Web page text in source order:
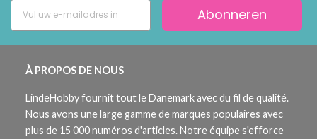
Abonneren
À PROPOS DE NOUS
LindeHobby fournit tout le Danemark avec du fil de qualité.
Nous avons une large gamme de marques populaires avec
plus de 15 000 numéros d'articles. Notre équipe s'efforce